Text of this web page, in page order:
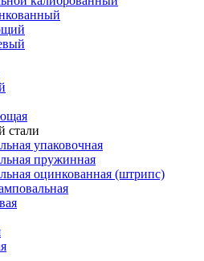
стали
упаковочная
пружинная
оцинкованная (штрипс)